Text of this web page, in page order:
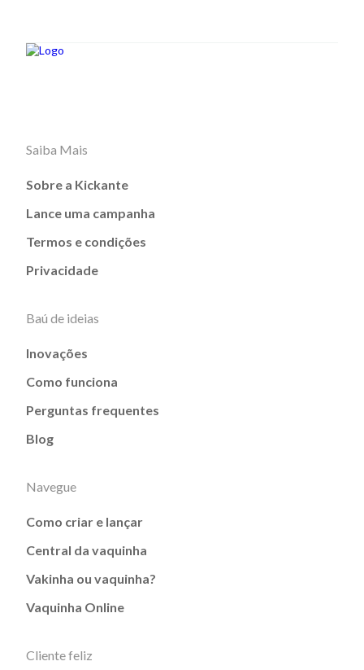
Saiba Mais
Sobre a Kickante
Lance uma campanha
Termos e condições
Privacidade
Baú de ideias
Inovações
Como funciona
Perguntas frequentes
Blog
Navegue
Como criar e lançar
Central da vaquinha
Vakinha ou vaquinha?
Vaquinha Online
Cliente feliz